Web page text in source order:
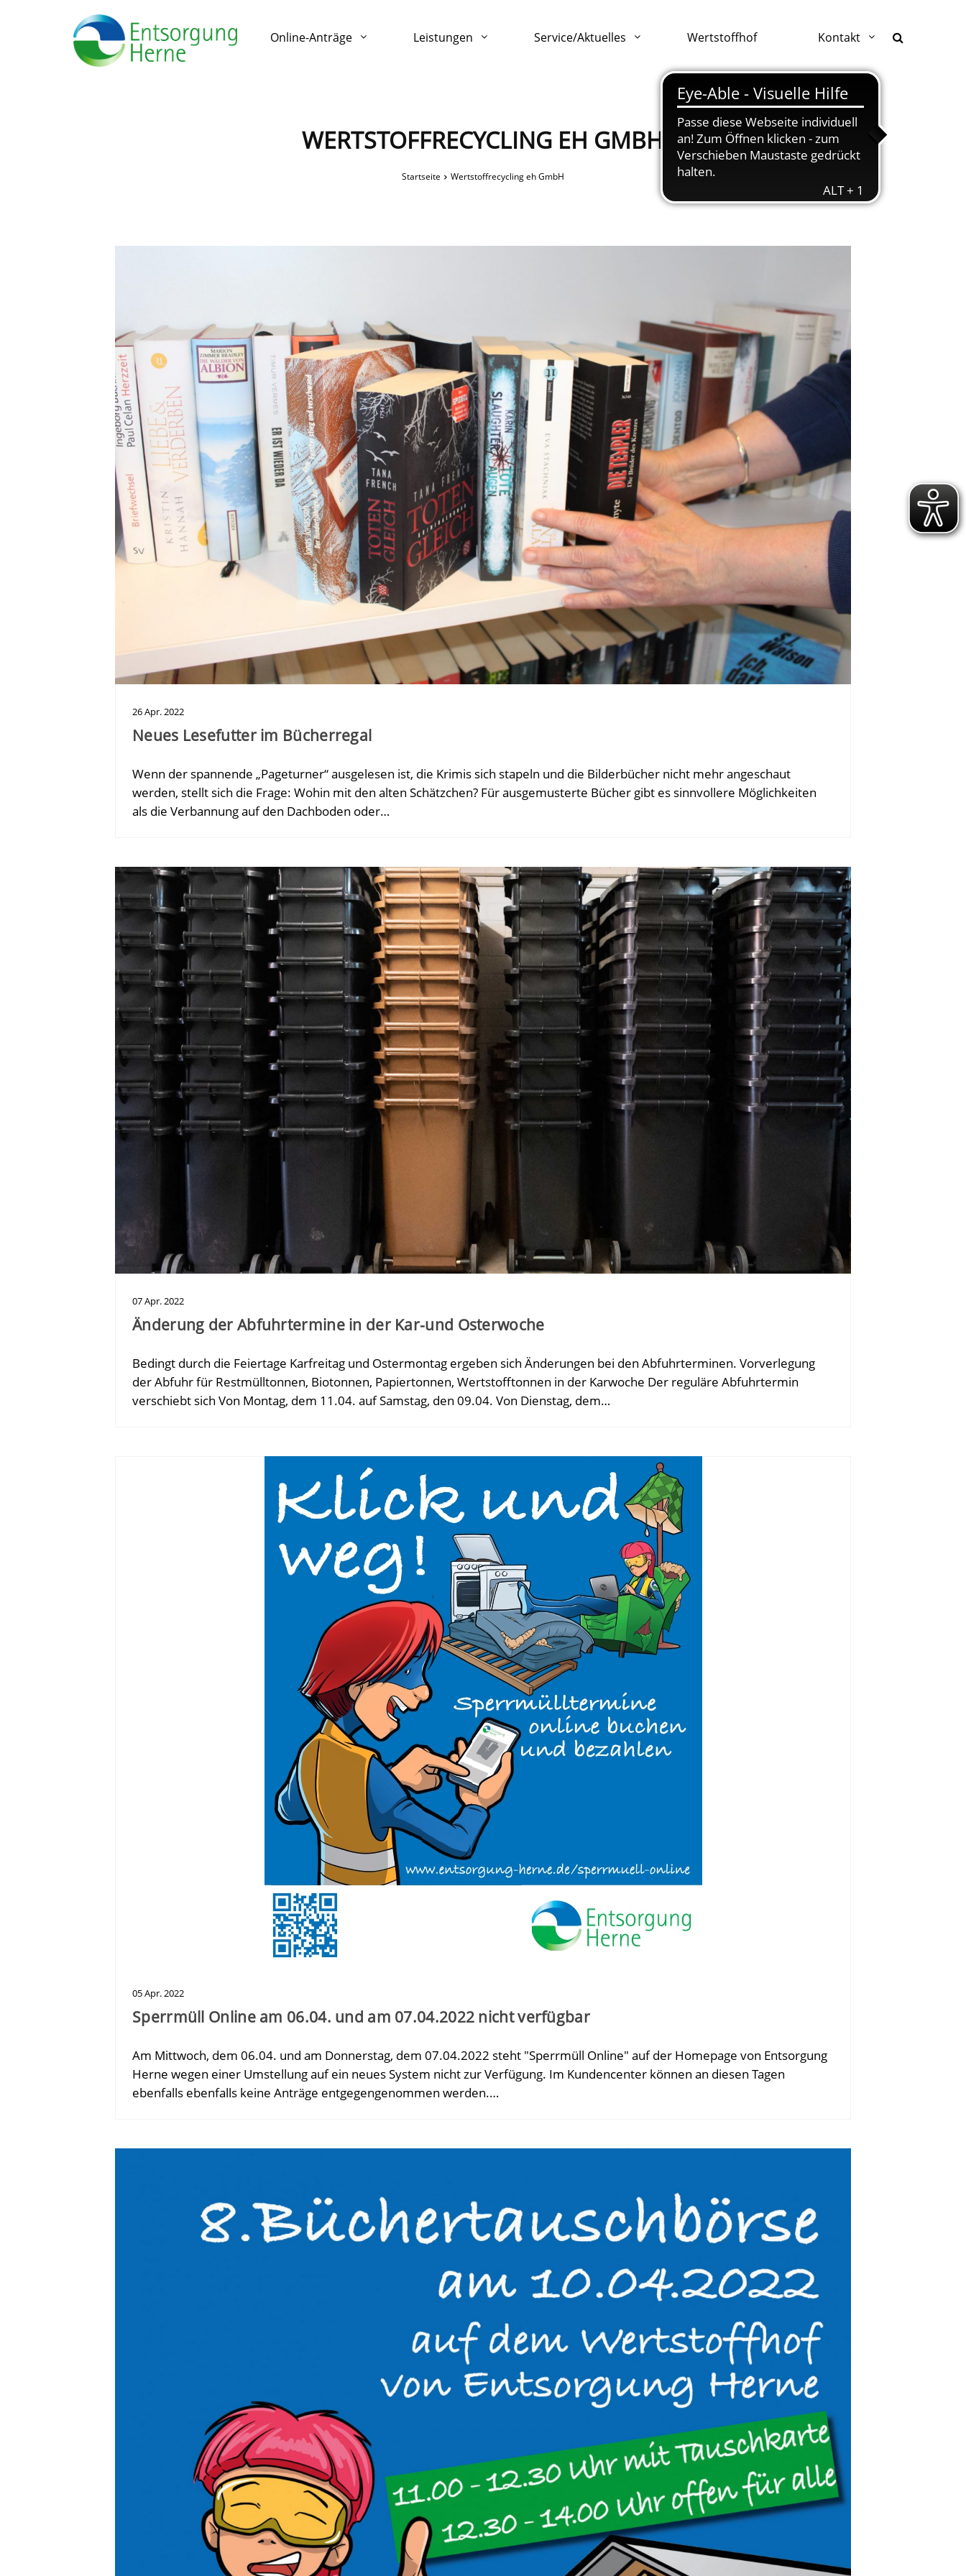
Online-Anträge Leistungen Service/Aktuelles Wertstoffhof Kontakt
WERTSTOFFRECYCLING EH GMBH
Startseite Wertstoffrecycling eh GmbH
26Apr.2022
Neues Lesefutter im Bücherregal
Wenn der spannende „Pageturner“ ausgelesen ist, die Krimis sich stapeln und die Bilderbücher nicht mehr angeschaut
werden, stellt sich die Frage: Wohin mit den alten Schätzchen? Für ausgemusterte Bücher gibt es sinnvollere Möglichkeiten
als die Verbannung auf den Dachboden oder…
07Apr.2022
Änderung der Abfuhrtermine in der Kar-und Osterwoche
Bedingt durch die Feiertage Karfreitag und Ostermontag ergeben sich Änderungen bei den Abfuhrterminen. Vorverlegung
der Abfuhr für Restmülltonnen, Biotonnen, Papiertonnen, Wertstofftonnen in der Karwoche Der reguläre Abfuhrtermin
verschiebt sich Von Montag, dem 11.04. auf Samstag, den 09.04. Von Dienstag, dem…
05Apr.2022
Sperrmüll Online am 06.04. und am 07.04.2022 nicht verfügbar
Am Mittwoch, dem 06.04. und am Donnerstag, dem 07.04.2022 steht "Sperrmüll Online" auf der Homepage von Entsorgung
Herne wegen einer Umstellung auf ein neues System nicht zur Verfügung. Im Kundencenter können an diesen Tagen
ebenfalls ebenfalls keine Anträge entgegengenommen werden.…